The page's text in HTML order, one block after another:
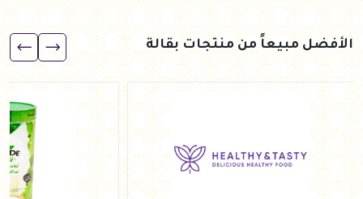
الأفضل مبيعاً من منتجات بقالة